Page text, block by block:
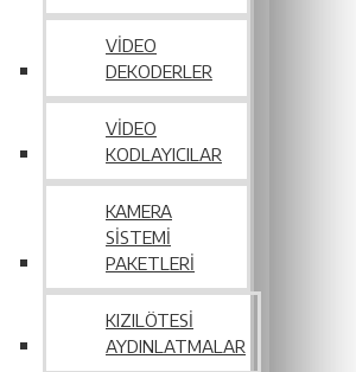
VIDEO
DEKODERLER
VIDEO
KODLAYICILAR
KAMERA
SISTEMI
PAKETLERI
KIZILÖTESI
AYDINLATMALAR